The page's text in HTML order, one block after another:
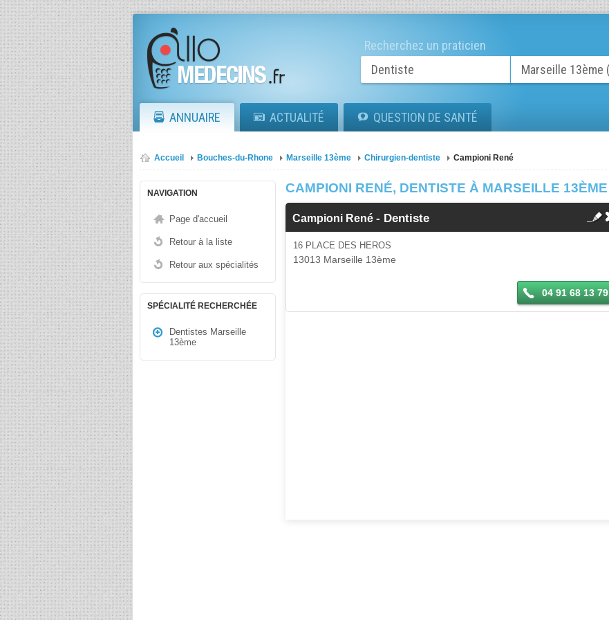
Recherchez un praticien
ANNUAIRE ACTUALITÉ QUESTION DE SANTÉ
Accueil Bouches-du-Rhone Marseille 13ème Chirurgien-dentiste Campioni René
NAVIGATION
Page d'accueil
Retour à la liste
Retour aux spécialités
SPÉCIALITÉ RECHERCHÉE
Dentistes Marseille
13ème
CAMPIONI RENÉ, DENTISTE À MARSEILLE 13ÈME
Campioni René- Dentiste
16 PLACE DES HEROS
13013 Marseille 13ème
04 91 68 13 79